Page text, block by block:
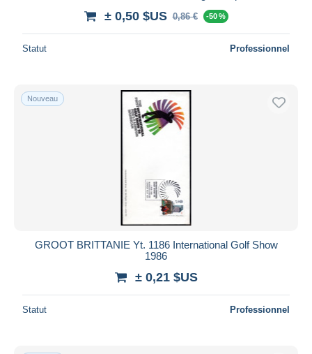
± 0,50 $US 0,86 € -50 %
Statut Professionnel
Nouveau
GROOT BRITTANIE Yt. 1186 International Golf Show
1986
± 0,21 $US
Statut Professionnel